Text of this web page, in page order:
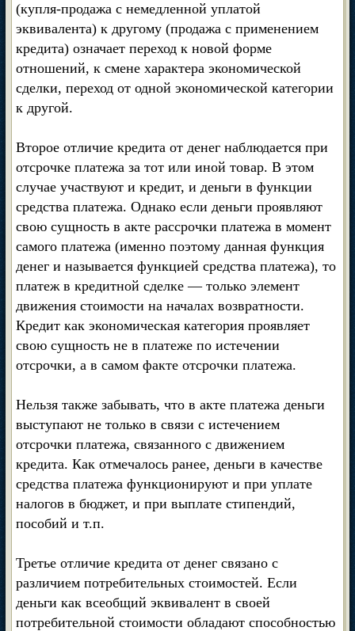
(купля-продажа с немедленной уплатой
эквивалента) к другому (продажа с применением
кредита) означает переход к новой форме
отношений, к смене характера экономической
сделки, переход от одной экономической категории
к другой.
Второе отличие кредита от денег наблюдается при
отсрочке платежа за тот или иной товар. В этом
случае участвуют и кредит, и деньги в функции
средства платежа. Однако если деньги проявляют
свою сущность в акте рассрочки платежа в момент
самого платежа (именно поэтому данная функция
денег и называется функцией средства платежа), то
платеж в кредитной сделке — только элемент
движения стоимости на началах возвратности.
Кредит как экономическая категория проявляет
свою сущность не в платеже по истечении
отсрочки, а в самом факте отсрочки платежа.
Нельзя также забывать, что в акте платежа деньги
выступают не только в связи с истечением
отсрочки платежа, связанного с движением
кредита. Как отмечалось ранее, деньги в качестве
средства платежа функционируют и при уплате
налогов в бюджет, и при выплате стипендий,
пособий и т.п.
Третье отличие кредита от денег связано с
различием потребительных стоимостей. Если
деньги как всеобщий эквивалент в своей
потребительной стоимости обладают способностью